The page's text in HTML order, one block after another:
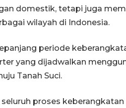
domestik, tetapi juga
wilayah di Indonesia.
periode
yang dijadwalkan
Tanah Suci.
proses